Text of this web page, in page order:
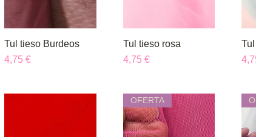
Vista rápida
Tul tieso Burdeos
Precio
4,75 €
Vista rápida
Tul tieso rosa
Precio
4,75 €
OFERTA